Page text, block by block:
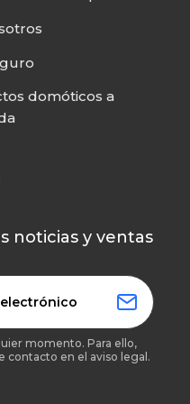
domóticos a
noticias y ventas
momento. Para ello,
contacto en el aviso legal.